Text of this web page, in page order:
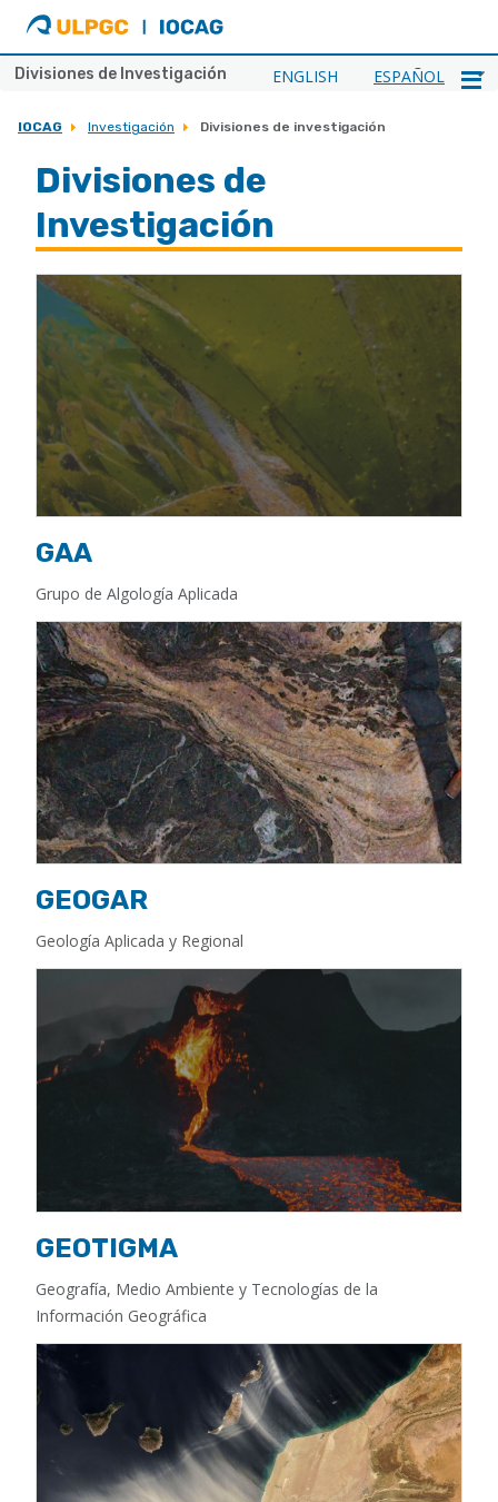
ULPGC
Ir
al
inicio
IOCAG
ENGLISH ESPAÑOL
Divisiones de Investigación
IOCAG Investigación Divisiones de investigación
Divisiones de
Investigación
GAA
Grupo de Algología Aplicada
GEOGAR
Geología Aplicada y Regional
GEOTIGMA
Geografía, Medio Ambiente y Tecnologías de la
Información Geográfica